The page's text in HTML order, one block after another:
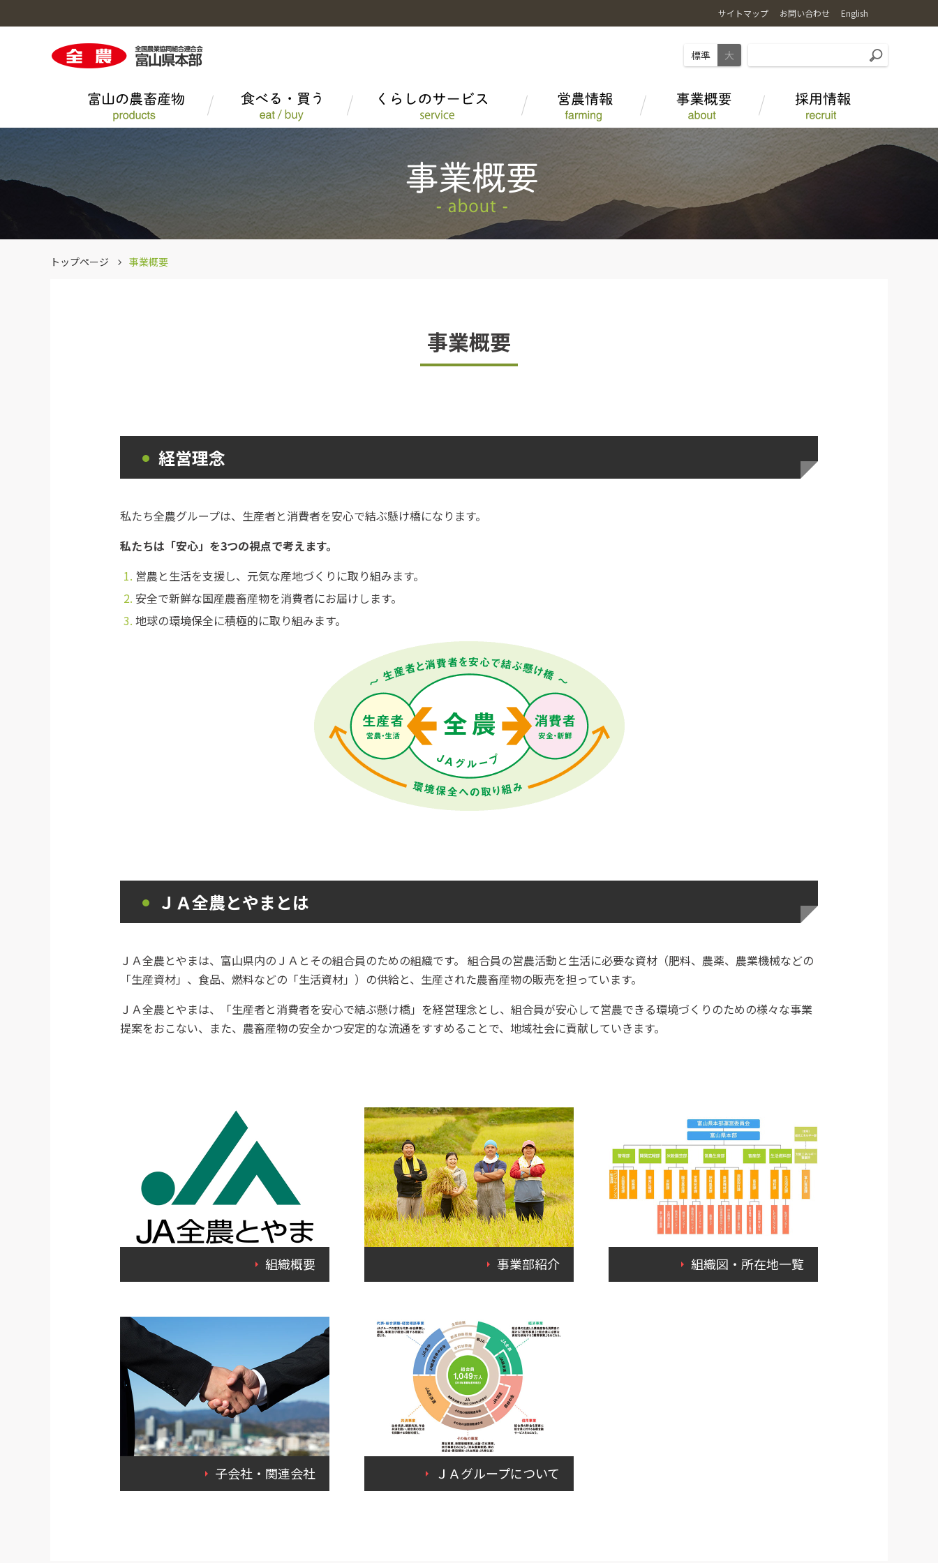
サイトマップ お問い合わせ English
標準 大
麦
大豆 海藻アルギット農産物
その他一般農産品 とやま和牛 酒粕育ち
とやまポーク
富山米を食べる お店で食べる
にぎわいレシピ 富山短期大学産学連携 オリジナル商品
エーコープマーク品 ＪＡタウン「越中自慢」
ＪＡ-ＳＳ
高品質米の生産 水田を活用した野菜栽培
農薬 畜産情報
事業部紹介
組織図・所在地一覧 ＪＡグループについて
トップページ 事業概要
事業概要
経営理念
私たち全農グループは、生産者と消費者を安心で結ぶ懸け橋になります。
私たちは「安心」を3つの視点で考えます。
営農と生活を支援し、元気な産地づくりに取り組みます。
安全で新鮮な国産農畜産物を消費者にお届けします。
地球の環境保全に積極的に取り組みます。
ＪＡ全農とやまとは
ＪＡ全農とやまは、富山県内のＪＡとその組合員のための組織です。 組合員の営農活動と生活に必要な資材（肥料、農薬、農業機械などの
「生産資材」、食品、燃料などの「生活資材」）の供給と、生産された農畜産物の販売を担っています。
ＪＡ全農とやまは、「生産者と消費者を安心で結ぶ懸け橋」を経営理念とし、組合員が安心して営農できる環境づくりのための様々な事業
提案をおこない、また、農畜産物の安全かつ安定的な流通をすすめることで、地域社会に貢献していきます。
組織概要 事業部紹介 組織図・所在地一覧
子会社・関連会社 ＪＡグループについて